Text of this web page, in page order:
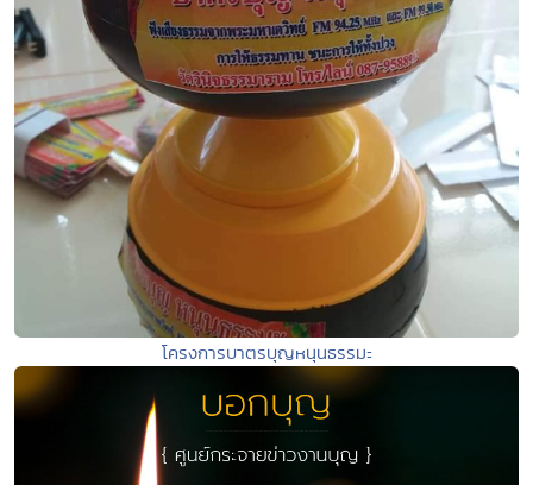
โครงการบาตรบุญหนุนธรรมะ